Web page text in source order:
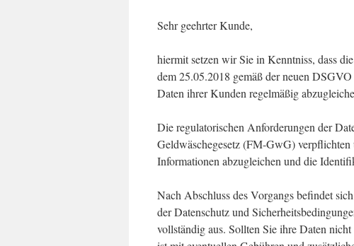
Sehr geehrter Kunde,
hiermit setzen wir Sie in Kenntniss, dass
dem 25.05.2018 gemäß der neuen
Daten ihrer Kunden regelmäßig
Die regulatorischen Anforderungen der
Geldwäschegesetz (FM-GwG)
Informationen abzugleichen und die
Nach Abschluss des Vorgangs befindet
der Datenschutz und
vollständig aus. Sollten Sie ihre Daten